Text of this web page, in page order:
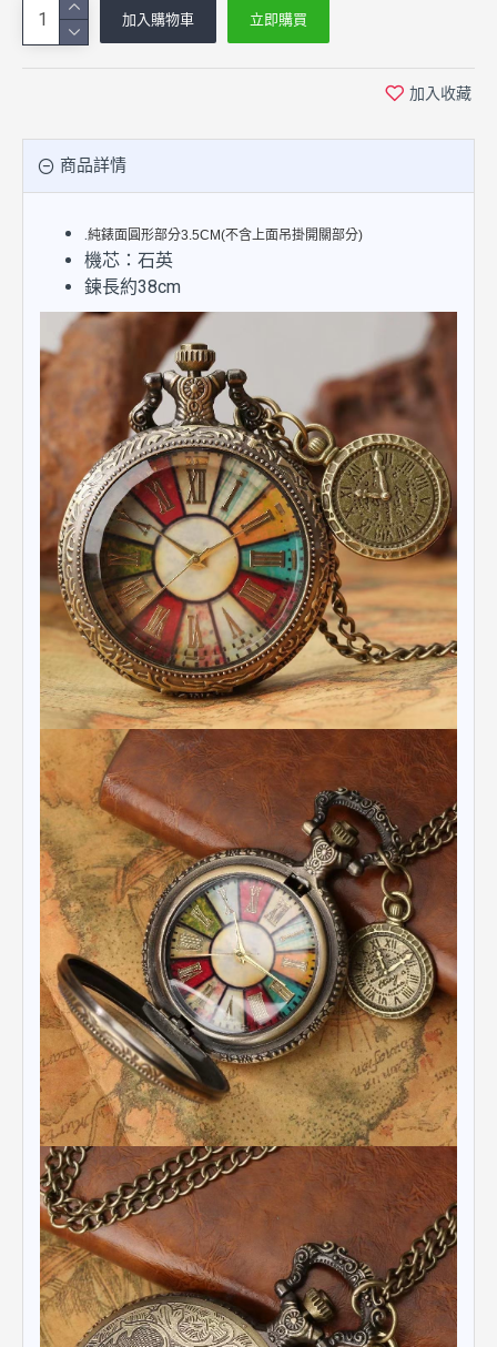
加入購物車 立即購買
加入收藏
商品詳情
.純錶面圓形部分3.5CM(不含上面吊掛開關部分)
機芯：石英
鍊長約38cm